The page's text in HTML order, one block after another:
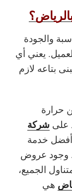
والجودة
يعني أي
بتاعه لازم
حرارة
على شركة
أفضل خدمة
وجود عروض
الجميع،
هي